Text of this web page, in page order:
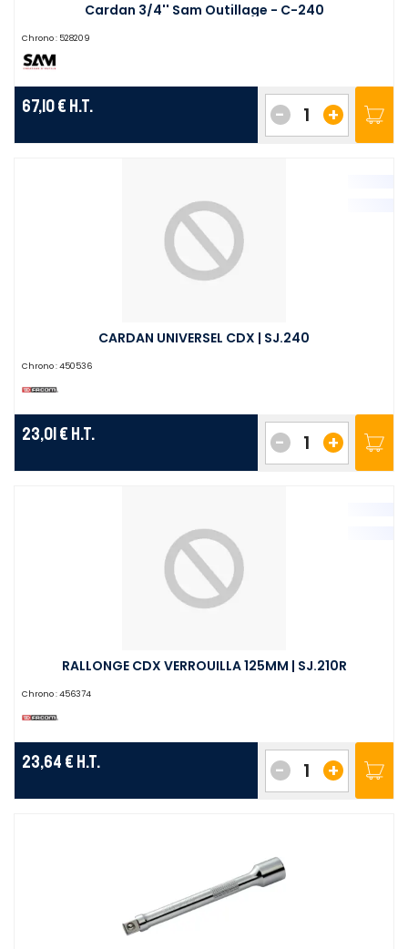
Cardan 3/4'' Sam Outillage - C-240
Chrono : 528209
67,10 € H.T. +
-
CARDAN UNIVERSEL CDX | SJ.240
Chrono : 450536
23,01 € H.T. +
-
RALLONGE CDX VERROUILLA 125MM | SJ.210R
Chrono : 456374
23,64 € H.T. +
-